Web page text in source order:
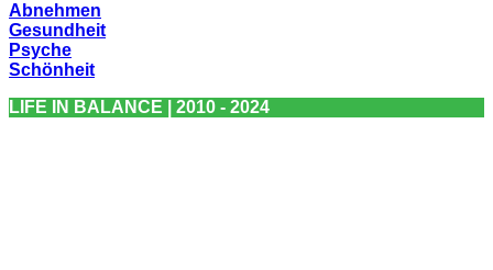
Abnehmen
Gesundheit
Psyche
Schönheit
LIFE IN BALANCE | 2010 - 2024